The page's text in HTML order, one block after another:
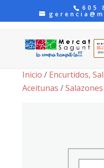
605
Inicio / Encurtidos,
Aceitunas /Salazones